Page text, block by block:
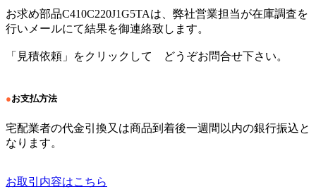
お求め部品C410C220J1G5TAは、弊社営業担当が在庫調査を
行いメールにて結果を御連絡致します。
「見積依頼」をクリックして どうぞお問合せ下さい。
●お支払方法
宅配業者の代金引換又は商品到着後一週間以内の銀行振込と
なります。
お取引内容はこちら